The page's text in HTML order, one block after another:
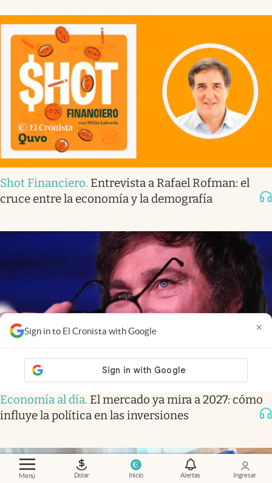
Menú Dolar Inicio Alertas Ingresar
Sign in to El Cronista with Google ×
Shot Financiero. Entrevista a Rafael Rofman: el
cruce entre la economía y la demografía
Economía al día. El mercado ya mira a 2027: cómo
influye la política en las inversiones